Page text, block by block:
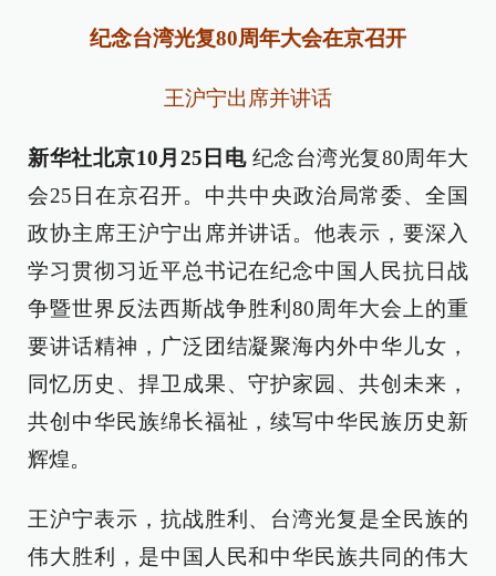
纪念台湾光复80周年大会在京召开
王沪宁出席并讲话
新华社北京10月25日电纪念台湾光复80周年大
会25日在京召开。中共中央政治局常委、全国
政协主席王沪宁出席并讲话。他表示，要深入
学习贯彻习近平总书记在纪念中国人民抗日战
争暨世界反法西斯战争胜利80周年大会上的重
要讲话精神，广泛团结凝聚海内外中华儿女，
同忆历史、捍卫成果、守护家园、共创未来，
共创中华民族绵长福祉，续写中华民族历史新
辉煌。
王沪宁表示，抗战胜利、台湾光复是全民族的
伟大胜利，是中国人民和中华民族共同的伟大